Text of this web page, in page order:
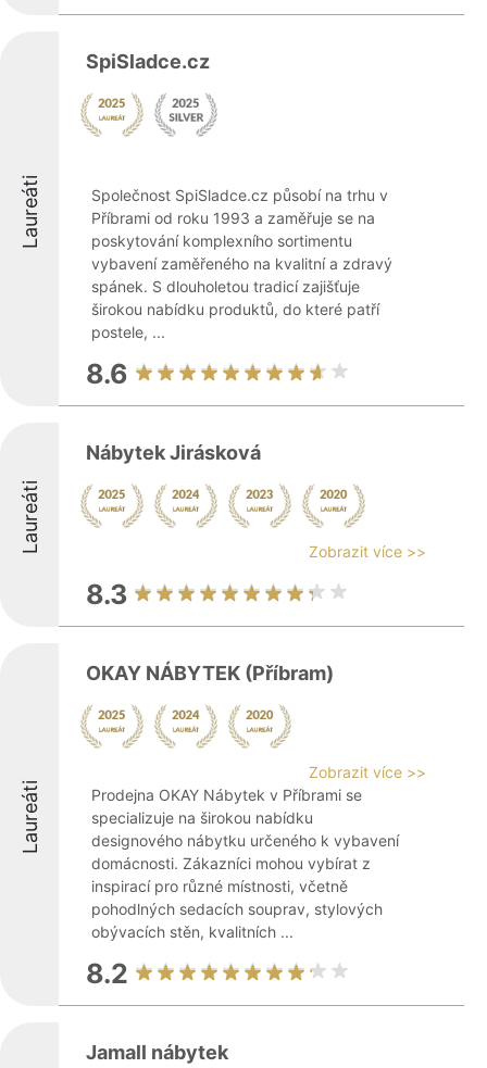
Laureáti
SpiSladce.cz
Společnost SpiSladce.cz působí na trhu v
Příbrami od roku 1993 a zaměřuje se na
poskytování komplexního sortimentu
vybavení zaměřeného na kvalitní a zdravý
spánek. S dlouholetou tradicí zajišťuje
širokou nabídku produktů, do které patří
postele, ...
8.6
Laureáti
Nábytek Jirásková
Zobrazit více >>
8.3
Laureáti
OKAY NÁBYTEK (Příbram)
Zobrazit více >>
Prodejna OKAY Nábytek v Příbrami se
specializuje na širokou nabídku
designového nábytku určeného k vybavení
domácnosti. Zákazníci mohou vybírat z
inspirací pro různé místnosti, včetně
pohodlných sedacích souprav, stylových
obývacích stěn, kvalitních ...
8.2
Jamall nábytek